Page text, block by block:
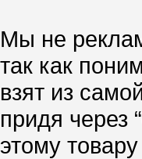
Мы не
так как
взят из
придя через
этому товару